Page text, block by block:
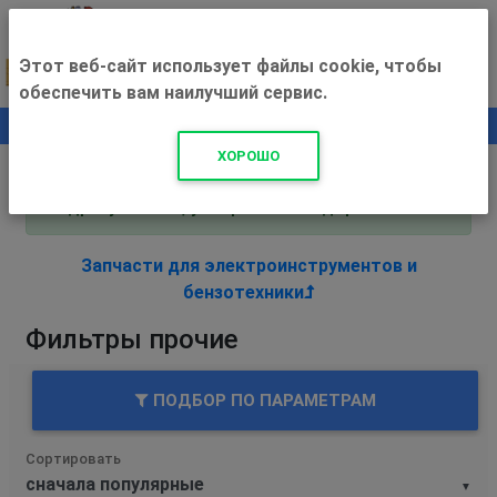
+500 ₽
Внимание! С 3 августа магазин работает по
Запчасти для электроинструментов и
бензотехники
Фильтры прочие
ПОДБОР ПО ПАРАМЕТРАМ
▼
Сортировать
Этот веб-сайт использует файлы cookie, чтобы
обеспечить вам наилучший сервис.
ХОРОШО